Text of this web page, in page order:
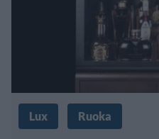
Lux Ruoka